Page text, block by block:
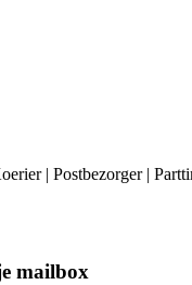
| Postbezorger |
mailbox